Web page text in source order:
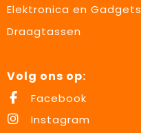
Elektronica en Gadgets
Draagtassen
Volg ons op:
Facebook
Instagram